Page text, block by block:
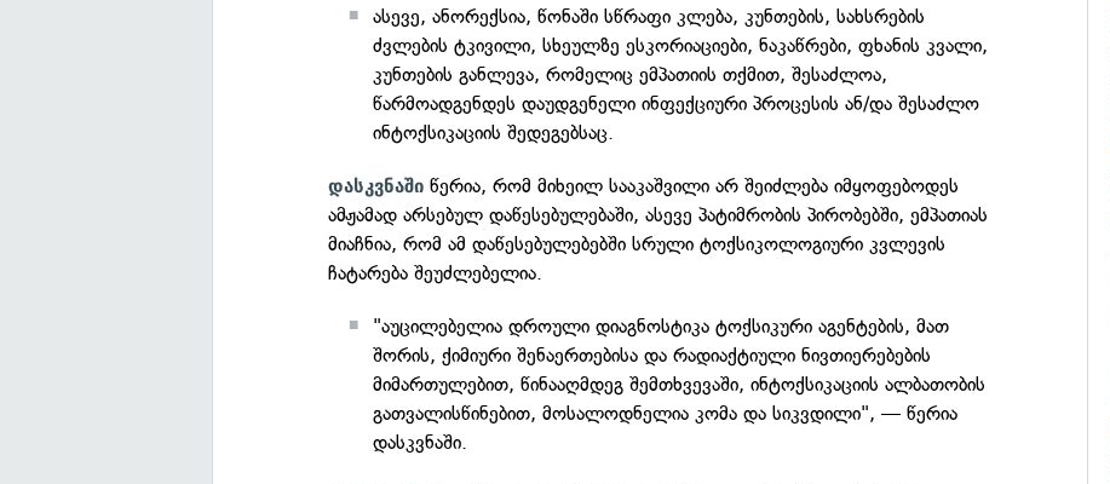
ასევე, ანორექსია, წონაში სწრაფი კლება, კუნთების, სახსრების
ძვლების ტკივილი, სხეულზე ესკორიაციები, ნაკაწრები, ფხანის კვალი,
კუნთების განლევა, რომელიც ემპათიის თქმით, შესაძლოა,
წარმოადგენდეს დაუდგენელი ინფექციური პროცესის ან/და შესაძლო
ინტოქსიკაციის შედეგებსაც.
დასკვნაში წერია, რომ მიხეილ სააკაშვილი არ შეიძლება იმყოფებოდეს
ამჟამად არსებულ დაწესებულებაში, ასევე პატიმრობის პირობებში, ემპათიას
მიაჩნია, რომ ამ დაწესებულებებში სრული ტოქსიკოლოგიური კვლევის
ჩატარება შეუძლებელია.
"აუცილებელია დროული დიაგნოსტიკა ტოქსიკური აგენტების, მათ
შორის, ქიმიური შენაერთებისა და რადიაქტიული ნივთიერებების
მიმართულებით, წინააღმდეგ შემთხვევაში, ინტოქსიკაციის ალბათობის
გათვალისწინებით, მოსალოდნელია კომა და სიკვდილი", — წერია
დასკვნაში.